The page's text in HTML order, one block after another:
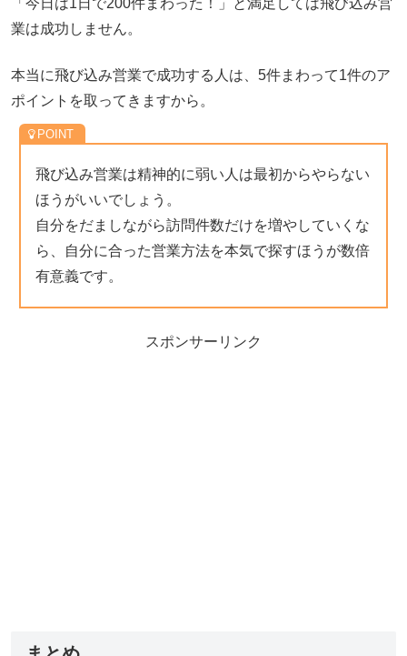
「今日は1日で200件まわった！」と満足しては飛び込み営
業は成功しません。
本当に飛び込み営業で成功する人は、5件まわって1件のア
ポイントを取ってきますから。
飛び込み営業は精神的に弱い人は最初からやらない
ほうがいいでしょう。
自分をだましながら訪問件数だけを増やしていくな
ら、自分に合った営業方法を本気で探すほうが数倍
有意義です。
スポンサーリンク